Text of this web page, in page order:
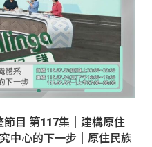
目 第117集｜建構原住
中心的下一步｜原住民族